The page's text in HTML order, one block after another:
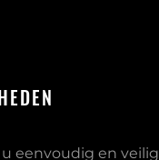
eenvoudig en veilig